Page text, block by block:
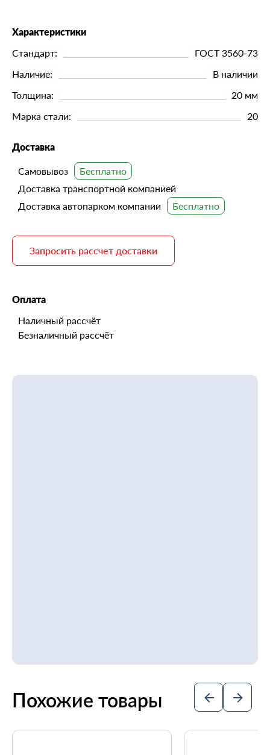
Характеристики
Стандарт:
ГОСТ 3560-73
Наличие:
В наличии
Толщина:
20 мм
Марка стали:
20
Доставка
Самовывоз
Доставка транспортной компанией
Доставка автопарком компании
Запросить рассчет доставки
Оплата
Наличный рассчёт
Безналичный рассчёт
Похожие товары